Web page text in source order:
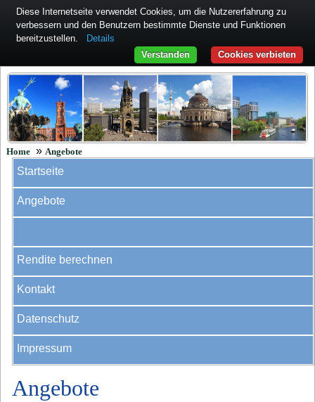
Home » Angebote
Startseite
Angebote
Rendite berechnen
Kontakt
Datenschutz
Impressum
Angebote
Diese Internetseite verwendet Cookies, um die Nutzererfahrung zu
verbessern und den Benutzern bestimmte Dienste und Funktionen
bereitzustellen.
Details
Cookies verbieten
Verstanden